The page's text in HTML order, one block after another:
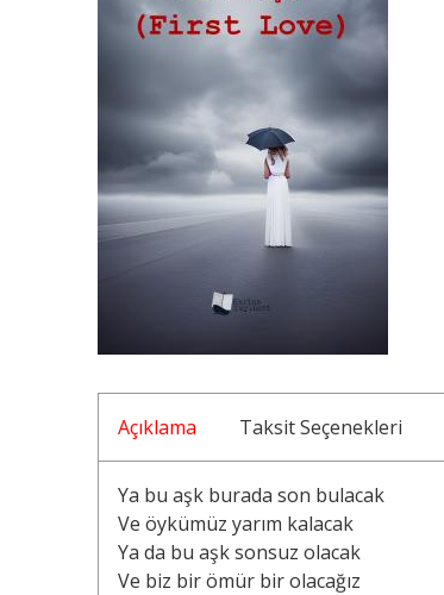
Açıklama Taksit Seçenekleri
Ya bu aşk burada son bulacak
Ve öykümüz yarım kalacak
Ya da bu aşk sonsuz olacak
Ve biz bir ömür bir olacağız